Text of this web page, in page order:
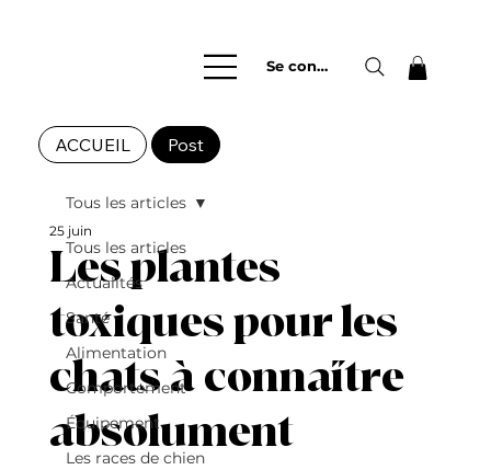
Se connecter
Tous les articles
Actualités
Santé
Alimentation
Comportement
Équipement
Les races de chien
Tous les articles
Les plantes
toxiques pour les
chats à connaître
absolument
25 juin
ACCUEIL Post